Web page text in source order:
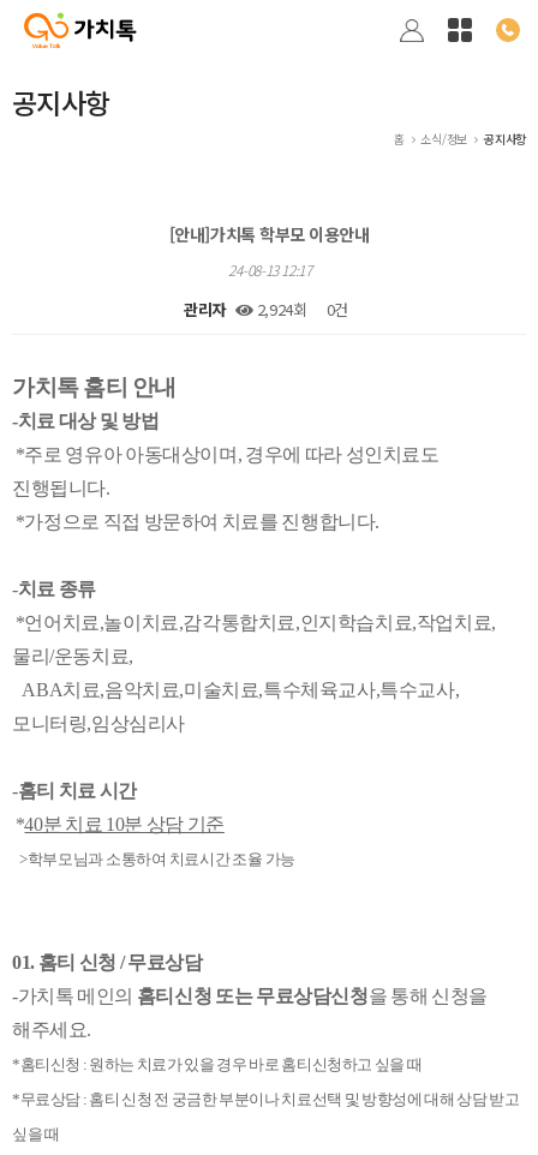
공지사항
홈 소식/정보 공지사항
[안내]가치톡 학부모 이용안내
24-08-13 12:17
관리자 2,924회 0건
가치톡 홈티 안내
-치료 대상 및 방법
*주로 영유아 아동대상이며, 경우에 따라 성인치료도
진행됩니다.
*가정으로 직접 방문하여 치료를 진행합니다.
-치료 종류
*언어치료,놀이치료,감각통합치료,인지학습치료,작업치료,
물리/운동치료,
ABA치료,음악치료,미술치료,특수체육교사,특수교사,
모니터링,임상심리사
-홈티 치료 시간
*40분 치료 10분 상담 기준
>학부모님과 소통하여 치료시간 조율 가능
01. 홈티 신청 / 무료상담
-가치톡 메인의 홈티신청 또는 무료상담신청을 통해 신청을
해주세요.
*홈티신청 : 원하는 치료가 있을 경우 바로 홈티신청하고 싶을 때
*무료상담 : 홈티 신청 전 궁금한 부분이나 치료선택 및 방향성에 대해 상담 받고
싶을 때